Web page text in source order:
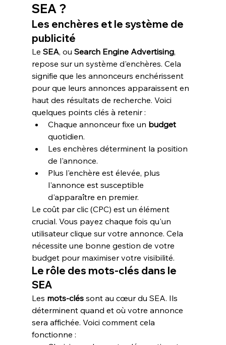
SEA ?
Les enchères et le système de
publicité
Le SEA, ou Search Engine Advertising,
repose sur un système d'enchères. Cela
signifie que les annonceurs enchérissent
pour que leurs annonces apparaissent en
haut des résultats de recherche. Voici
quelques points clés à retenir :
Chaque annonceur fixe un budget
quotidien.
Les enchères déterminent la position
de l'annonce.
Plus l'enchère est élevée, plus
l'annonce est susceptible
d'apparaître en premier.
Le coût par clic (CPC) est un élément
crucial. Vous payez chaque fois qu'un
utilisateur clique sur votre annonce. Cela
nécessite une bonne gestion de votre
budget pour maximiser votre visibilité.
Le rôle des mots-clés dans le
SEA
Les mots-clés sont au cœur du SEA. Ils
déterminent quand et où votre annonce
sera affichée. Voici comment cela
fonctionne :